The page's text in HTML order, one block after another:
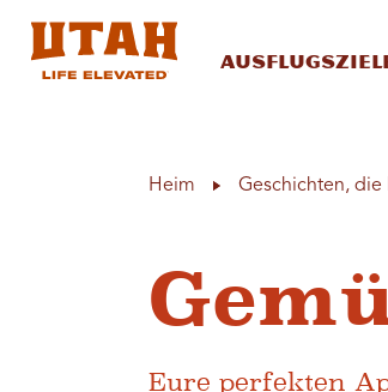
Heim Geschichten, die
Eure perfekten